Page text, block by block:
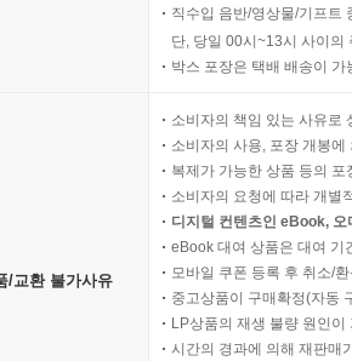
직수입 음반/영상물/기프트
단, 당일 00시~13시 사이의
박스 포장은 택배 배송이
/교환 불가사유
소비자의 책임 있는 사유로
소비자의 사용, 포장 개봉
복제가 가능한 상품 등의
소비자의 요청에 따라 개별
디지털 컨텐츠인 eBook,
eBook 대여 상품은 대여 기
모바일 쿠폰 등록 후 취소/
중고상품이 구매확정(자동
LP상품의 재생 불량 원인
시간의 경과에 의해 재판매